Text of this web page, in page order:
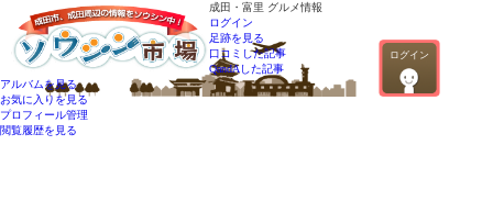
成田・富里 グルメ情報
ログイン
ログイン
足跡を見る
口コミした記事
QandAした記事
アルバムを見る
お気に入りを見る
プロフィール管理
閲覧履歴を見る